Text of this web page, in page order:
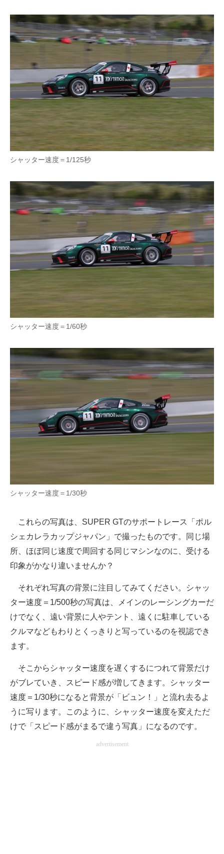
シャッター速度＝1/125秒
シャッター速度＝1/60秒
シャッター速度＝1/30秒
これらの写真は、SUPER GTのサポートレース「ポル
シェカレラカップジャパン」で撮ったものです。同じ場
所、ほぼ同じ速度で周回する同じマシンなのに、受ける
印象がかなり違いませんか？
それぞれ写真の背景に注目してみてください。シャッ
ター速度＝1/500秒の写真は、メインのレーシングカーだ
けでなく、遠い背景に人やテント、遠くに駐車している
クルマなどもわりとくっきりと写っているのを視認でき
ます。
そこからシャッター速度を遅くするにつれて背景だけ
がブレていき、スピード感が増してきます。シャッター
速度＝1/30秒になると背景が「ビュン！」と流れ去るよ
うに写ります。このように、シャッター速度を変えただ
けで「スピード感がまるで違う写真」になるのです。
advertisement